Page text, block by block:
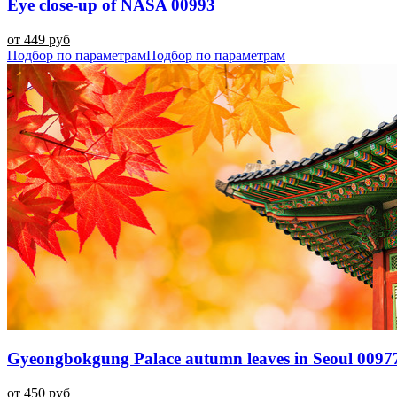
Eye close-up of NASA 00993
от 449 руб
Подбор по параметрамПодбор по параметрам
Gyeongbokgung Palace autumn leaves in Seoul
от 450 руб